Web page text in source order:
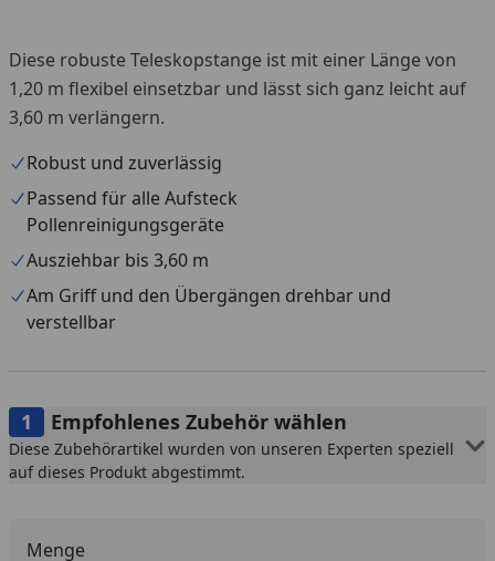
Diese robuste Teleskopstange ist mit einer Länge von
1,20 m flexibel einsetzbar und lässt sich ganz leicht auf
3,60 m verlängern.
Robust und zuverlässig
Passend für alle Aufsteck
Pollenreinigungsgeräte
Ausziehbar bis 3,60 m
Am Griff und den Übergängen drehbar und
verstellbar
Empfohlenes Zubehör wählen
Diese Zubehörartikel wurden von unseren Experten speziell
auf dieses Produkt abgestimmt.
Menge